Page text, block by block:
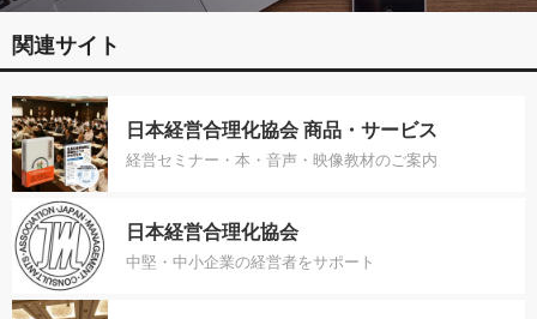
関連サイト
日本経営合理化協会 商品・サービス
経営セミナー・本・音声・映像教材のご案内
日本経営合理化協会
中堅・中小企業の経営者をサポート